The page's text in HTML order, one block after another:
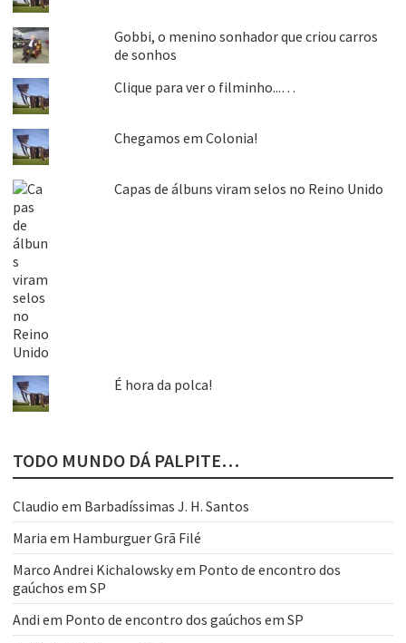
Gobbi, o menino sonhador que criou carros
de sonhos
Clique para ver o filminho...…
Chegamos em Colonia!
Capas de álbuns viram selos no Reino Unido
É hora da polca!
TODO MUNDO DÁ PALPITE…
Claudio em Barbadíssimas J. H. Santos
Maria em Hamburguer Grã Filé
Marco Andrei Kichalowskyem Ponto de encontro dos
gaúchos em SP
Andi em Ponto de encontro dos gaúchos em SP